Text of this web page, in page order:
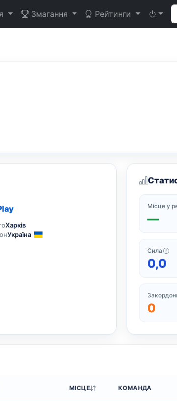
Змагання Рейтинги
Харків
Україна
Місце у
—
Сила
0,0
0
МІСЦЕ КОМАНДА